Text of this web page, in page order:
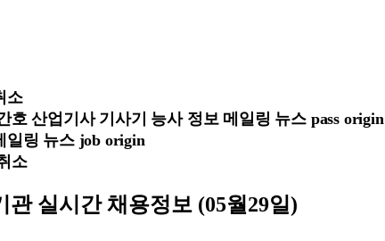
소
호 산업기사 기사기 능사 정보 메일링 뉴스 pass origin
일링 뉴스 job origin
소
실시간 채용정보 (05월29일)